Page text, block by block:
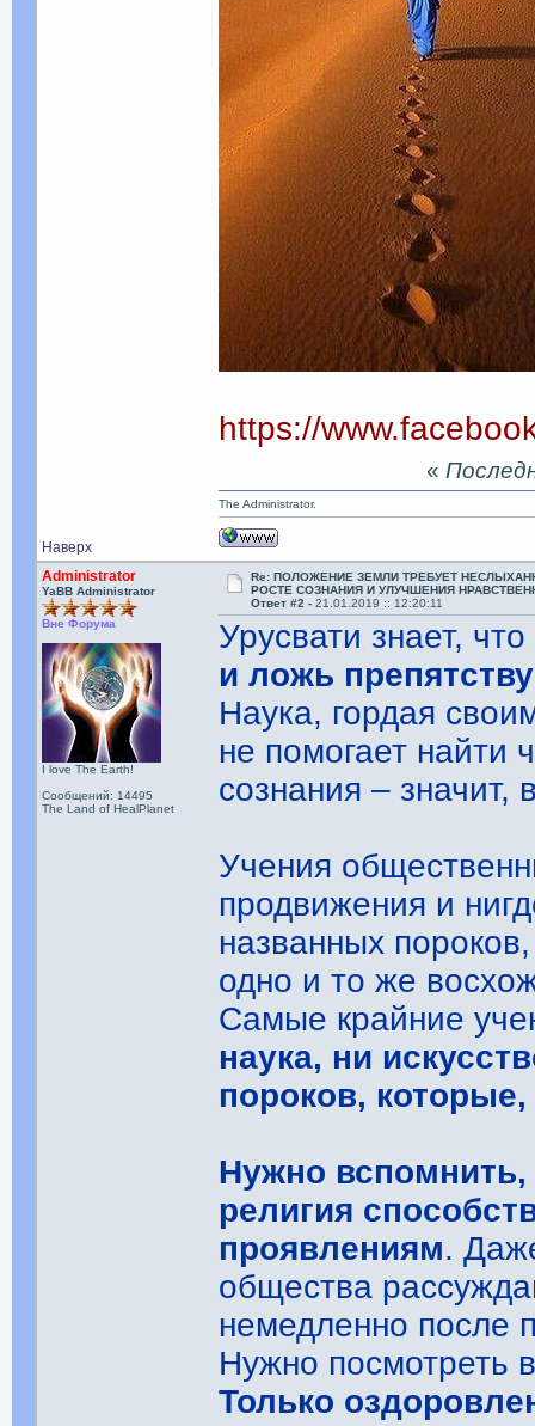
https://
Наверх
«
The Administrator.
Administrator
YaBB Administrator
Вне Форума
I love The Earth!
Сообщений: 14495
The Land of HealPlanet
Re: ПОЛОЖЕНИЕ ЗЕМЛИ ТРЕБУЕТ
РОСТЕ СОЗНАНИЯ И УЛУЧШЕНИЯ
Ответ #2 -21.01.2019 :: 12:20:11
Урусвати знает, что
и ложь
Наука, гордая
не помогает найти
сознания – значит,
Учения
продвижения и
названных
одно и то же
Самые крайние
наука, ни
пороков,
Нужно вспомнить,
религия
проявлениям.
общества
немедленно после
Нужно посмотреть
Только